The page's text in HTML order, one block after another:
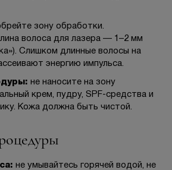
зону обработки.
волоса для лазера — 1–2 мм
Слишком длинные волосы на
энергию импульса.
не наносите на зону
крем, пудру, SPF-средства и
Кожа должна быть чистой.
не умывайтесь горячей водой, не